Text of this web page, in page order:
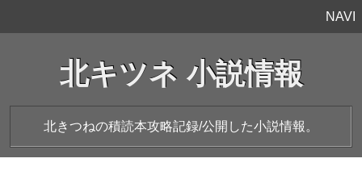
NAVI
北キツネ 小説情報
北きつねの積読本攻略記録/公開した小説情報。